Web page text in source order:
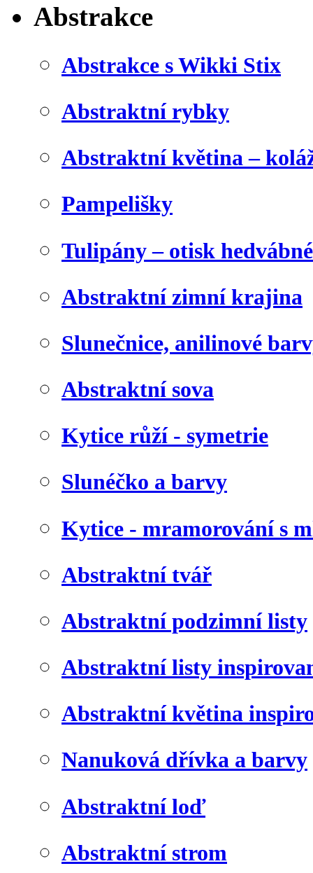
Abstrakce
Abstrakce s Wikki Stix
Abstraktní rybky
Abstraktní květina –
Pampelišky
Tulipány – otisk
Abstraktní zimní krajina
Slunečnice, anilinové
Abstraktní sova
Kytice růží - symetrie
Slunéčko a barvy
Kytice - mramorování s
Abstraktní tvář
Abstraktní podzimní listy
Abstraktní listy
Abstraktní květina
Nanuková dřívka a barvy
Abstraktní loď
Abstraktní strom